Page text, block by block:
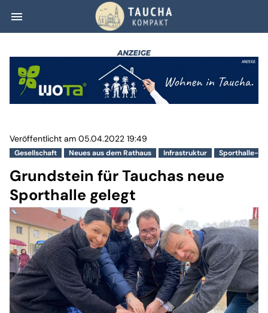
menu Grundstein für
Gesellschaft Neues aus dem Rathaus Infrastruktur Sporthalle-
Veröffentlicht am 05.04.2022 19:49
Grundstein für Tauchas neue
Sporthalle gelegt